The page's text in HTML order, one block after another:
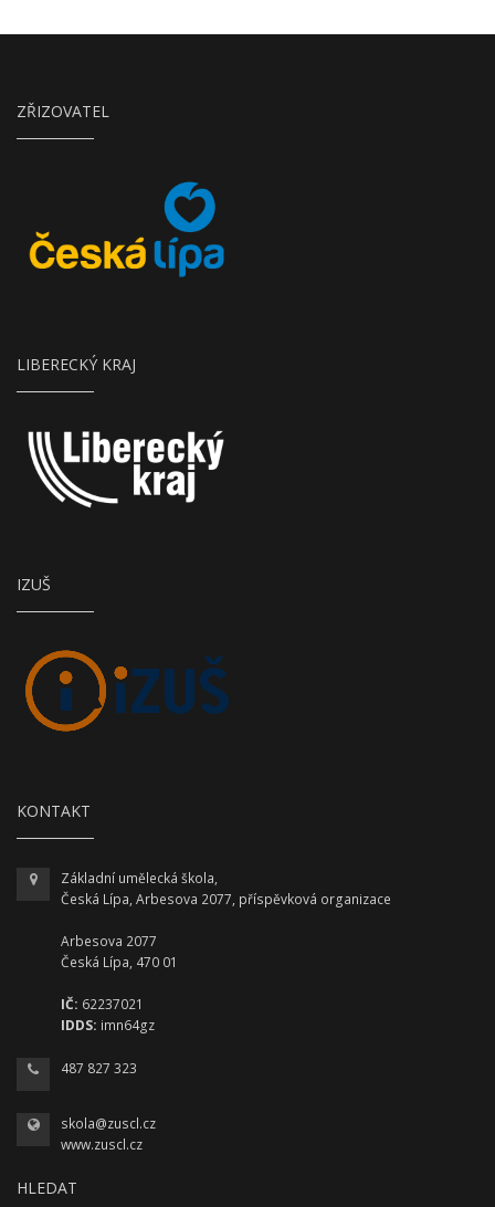
ZŘIZOVATEL
LIBERECKÝ KRAJ
IZUŠ
KONTAKT
Základní umělecká škola,
Česká Lípa, Arbesova 2077, příspěvková organizace
Arbesova 2077
Česká Lípa, 470 01
IČ: 62237021
IDDS: imn64gz
487 827 323
skola@zuscl.cz
www.zuscl.cz
HLEDAT